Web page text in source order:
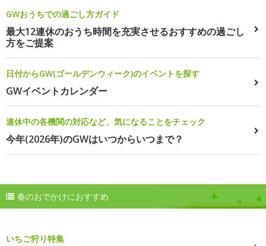
GWおうちでの過ごし方ガイド
最大12連休のおうち時間を充実させるおすすめの過ごし
方をご提案
日付からGW(ゴールデンウィーク)のイベントを探す
GWイベントカレンダー
連休中の各機関の対応など、気になることをチェック
今年(2026年)のGWはいつからいつまで？
春のおでかけにおすすめ
いちご狩り特集